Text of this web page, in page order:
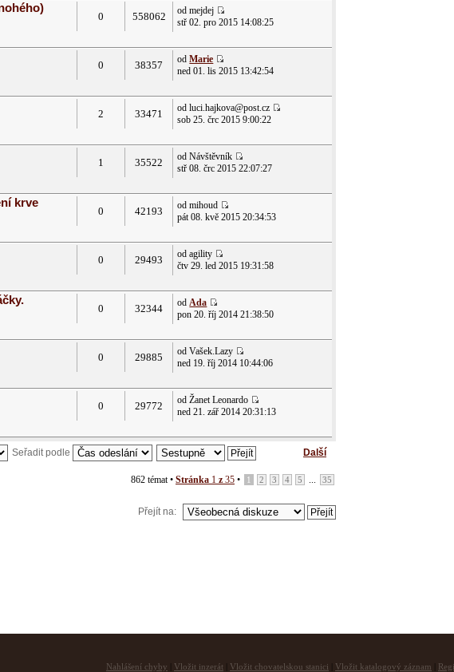
0 558062
od mejdej
stř 02. pro 2015 14:08:25
0 38357 odMarie
ned 01. lis 2015 13:42:54
2 33471
od luci.hajkova@post.cz
sob 25. črc 2015 9:00:22
1 35522
od Návštěvník
stř 08. črc 2015 22:07:27
krve
0 42193
od mihoud
pát 08. kvě 2015 20:34:53
0 29493
od agility
čtv 29. led 2015 19:31:58
0 32344 odAda
pon 20. říj 2014 21:38:50
0 29885
od Vašek.Lazy
ned 19. říj 2014 10:44:06
0 29772
od Žanet Leonardo
ned 21. zář 2014 20:31:13
Další
Seřadit podle
862 témat • Stránka 1 z 35 • 1 2 3 4 5 ... 35
Přejít na:
Nahlášení chyby Vložit inzerát Vložit chovatelskou stanici Vložit katalogový záznam